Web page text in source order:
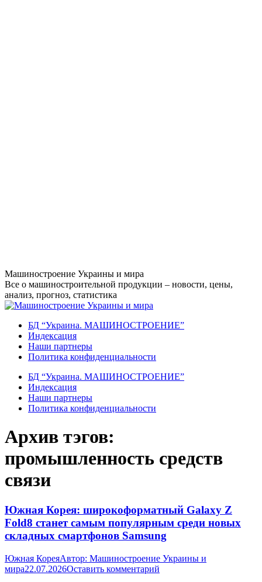
Перейти
к
содержанию
Машиностроение Украины и мира
Все о машиностроительной продукции – новости, цены,
анализ, прогноз, статистика
БД “Украина. МАШИНОСТРОЕНИЕ”
Индекcация
Наши партнеры
Политика конфиденциальности
БД “Украина. МАШИНОСТРОЕНИЕ”
Индекcация
Наши партнеры
Политика конфиденциальности
Архив тэгов:
промышленность средств
связи
Южная Корея: широкоформатный Galaxy Z
Fold8 станет самым популярным среди новых
складных смартфонов Samsung
Южная КореяАвтор: Машиностроение Украины и
мира22.07.2026Оставить комментарий